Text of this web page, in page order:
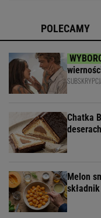
POLECAMY
Chatka
Melon